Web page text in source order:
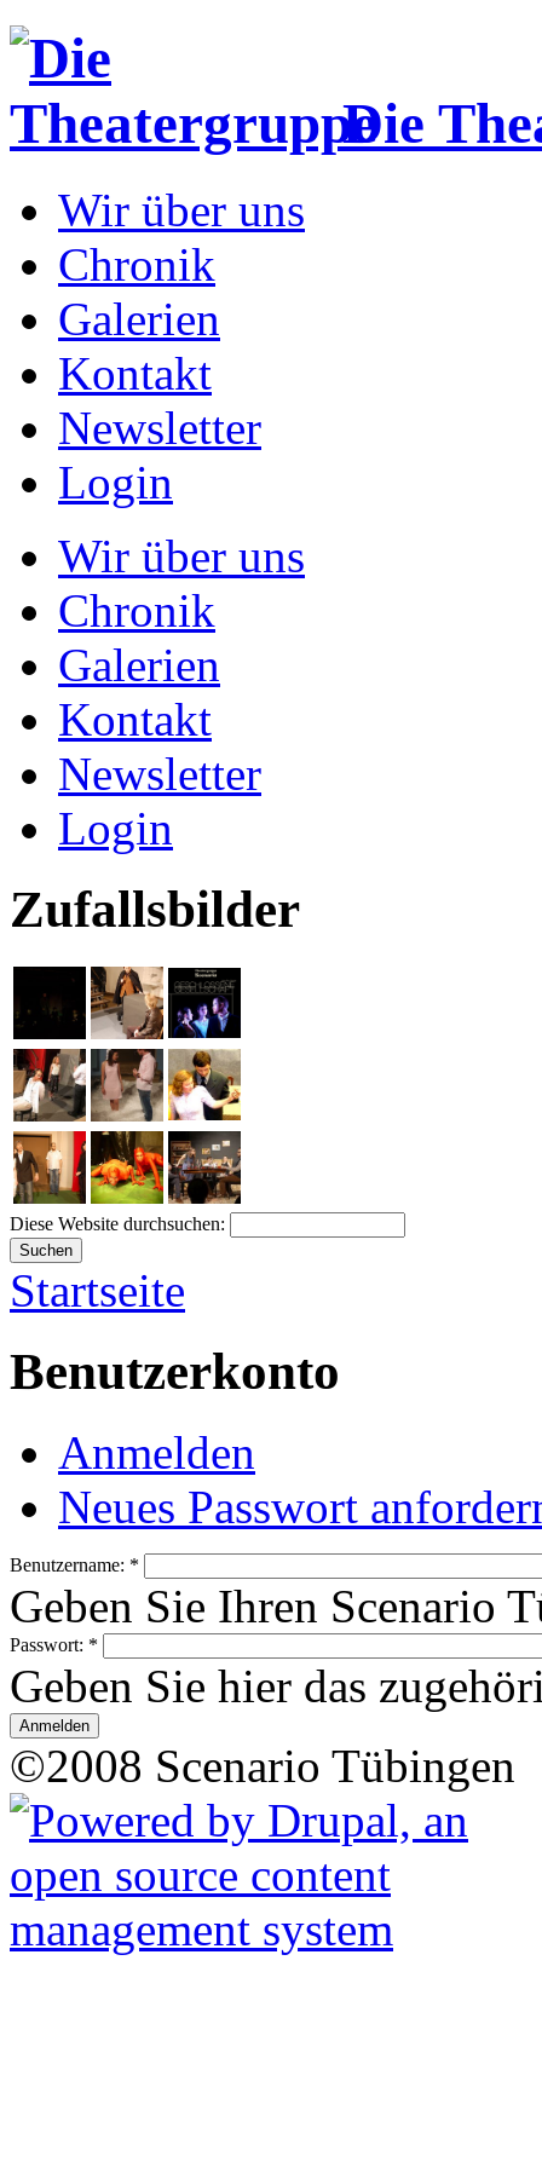
Die
Wir über uns
Chronik
Galerien
Kontakt
Newsletter
Login
Wir über uns
Chronik
Galerien
Kontakt
Newsletter
Login
Zufallsbilder
Diese Website durchsuchen:
Startseite
Benutzerkonto
Anmelden
Neues Passwort
Benutzername: *
Geben Sie Ihren Scenario
Passwort: *
Geben Sie hier das
©2008 Scenario Tübingen